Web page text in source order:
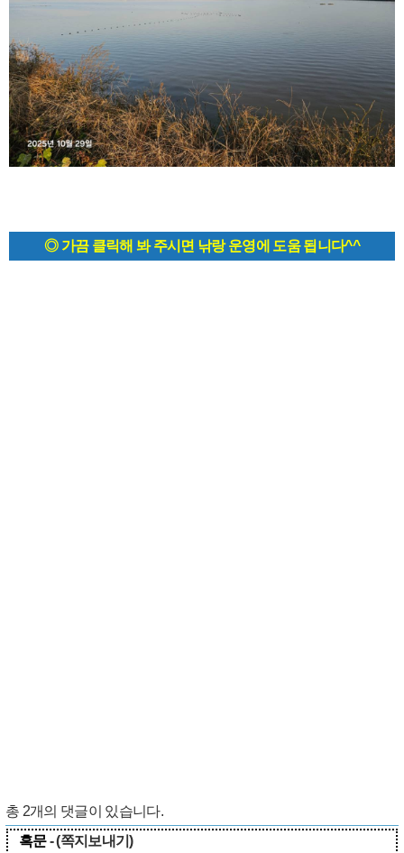
◎ 가끔 클릭해 봐 주시면 낚랑 운영에 도움 됩니다^^
총 2개의 댓글이 있습니다.
흑문- (쪽지보내기)